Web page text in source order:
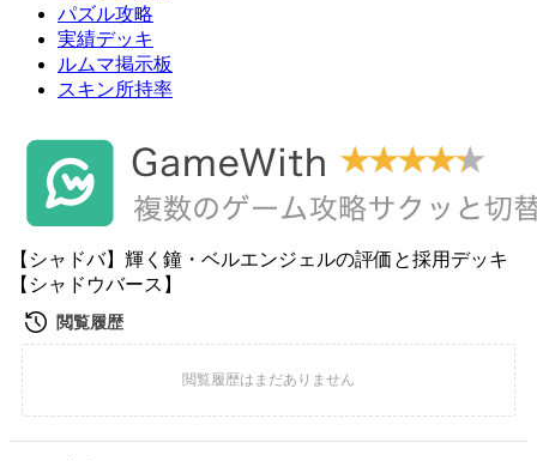
パズル攻略
実績デッキ
ルムマ掲示板
スキン所持率
【シャドバ】輝く鐘・ベルエンジェルの評価と採用デッキ
【シャドウバース】